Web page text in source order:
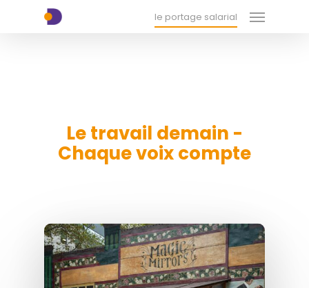
xx-xx-xx-xx
le portage salarial Menu
Le travail demain -
Chaque voix compte